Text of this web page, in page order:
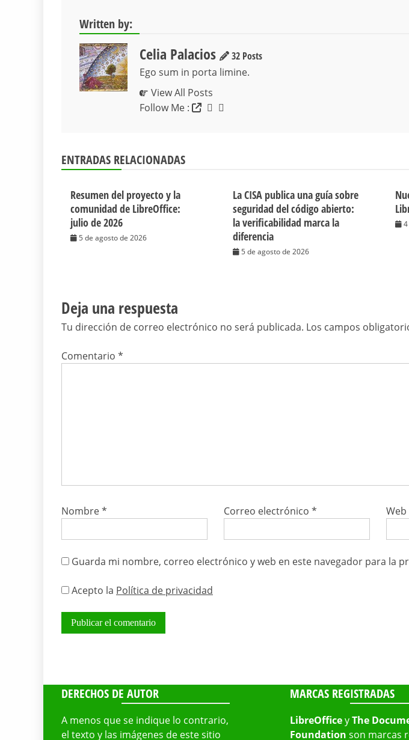
Written by:
Celia Palacios
32 Posts
Ego sum in porta limine.
View All Posts
Follow Me :
ENTRADAS RELACIONADAS
Resumen del proyecto y la
comunidad de LibreOffice:
julio de 2026
5 de agosto de 2026
La CISA publica una guía sobre
seguridad del código abierto:
la verificabilidad marca la
diferencia
5 de agosto de 2026
Deja una respuesta
Tu dirección de correo electrónico no será publicada. Los campos
Comentario *
Nombre* Correo electrónico* Web
Guarda mi nombre, correo electrónico y web en este navegador para la
Acepto la Política de privacidad
DERECHOS DE AUTOR
A menos que se indique lo contrario,
el texto y las imágenes de este sitio
MARCAS REGISTRADAS
LibreOfficeyThe
Foundation son marcas